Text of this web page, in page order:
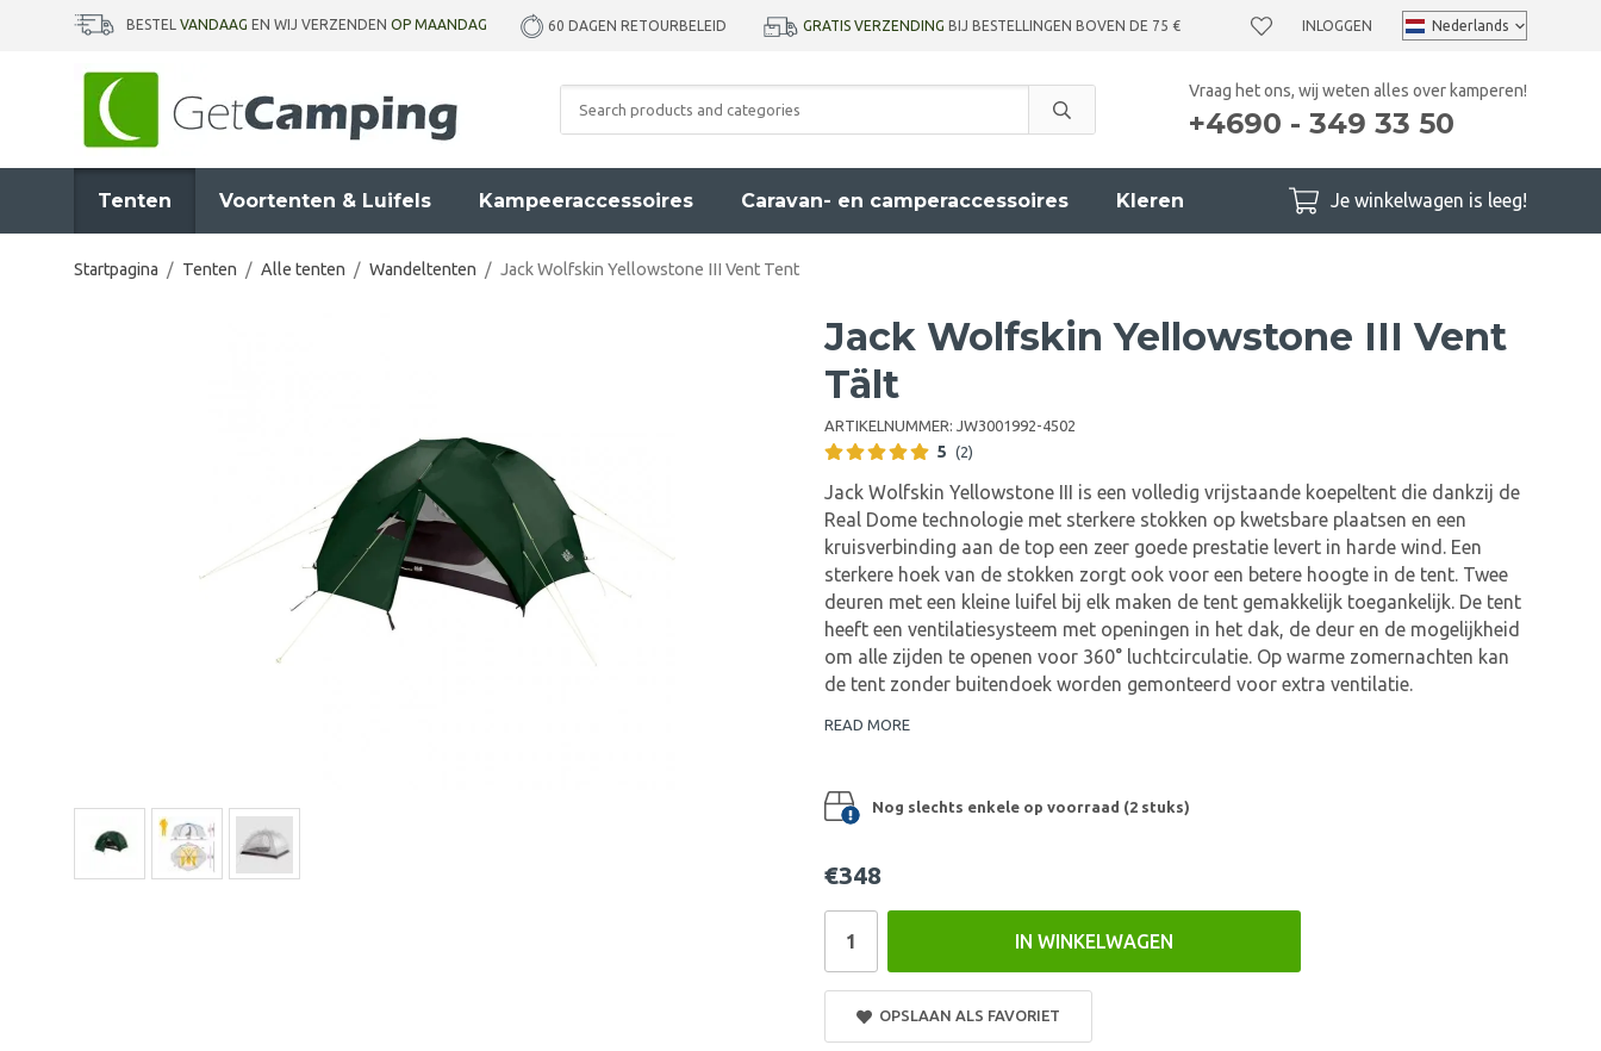
BESTEL VANDAAG EN WIJ VERZENDEN OP MAANDAG 60 DAGEN RETOURBELEID GRATIS VERZENDING BIJ BESTELLINGEN BOVEN DE 75 € INLOGGEN
Vraag het ons, wij weten alles over kamperen!
+4690 - 349 33 50
Tenten Voortenten & Luifels Kampeeraccessoires Caravan- en camperaccessoires Kleren Je winkelwagen is leeg!
Startpagina / Tenten / Alle tenten / Wandeltenten / Jack Wolfskin Yellowstone III Vent Tent
Jack Wolfskin Yellowstone III Vent
Tält
ARTIKELNUMMER: JW3001992-4502
5 (2)
Jack Wolfskin Yellowstone III is een volledig vrijstaande koepeltent die dankzij de
Real Dome technologie met sterkere stokken op kwetsbare plaatsen en een
kruisverbinding aan de top een zeer goede prestatie levert in harde wind. Een
sterkere hoek van de stokken zorgt ook voor een betere hoogte in de tent. Twee
deuren met een kleine luifel bij elk maken de tent gemakkelijk toegankelijk. De tent
heeft een ventilatiesysteem met openingen in het dak, de deur en de mogelijkheid
om alle zijden te openen voor 360° luchtcirculatie. Op warme zomernachten kan
de tent zonder buitendoek worden gemonteerd voor extra ventilatie.
READ MORE
Nog slechts enkele op voorraad (2 stuks)
€348
IN WINKELWAGEN
OPSLAAN ALS FAVORIET